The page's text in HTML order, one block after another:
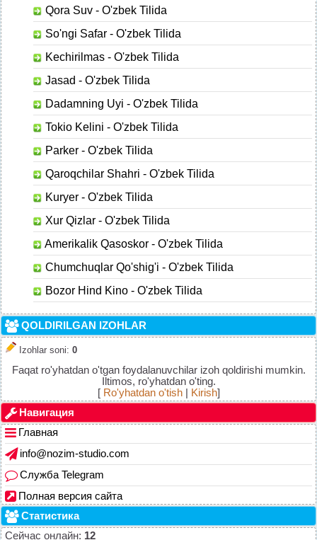
Qora Suv - O'zbek Tilida
So'ngi Safar - O'zbek Tilida
Kechirilmas - O'zbek Tilida
Jasad - O'zbek Tilida
Dadamning Uyi - O'zbek Tilida
Tokio Kelini - O'zbek Tilida
Parker - O'zbek Tilida
Qaroqchilar Shahri - O'zbek Tilida
Kuryer - O'zbek Tilida
Xur Qizlar - O'zbek Tilida
Amerikalik Qasoskor - O'zbek Tilida
Chumchuqlar Qo'shig'i - O'zbek Tilida
Bozor Hind Kino - O'zbek Tilida
QOLDIRILGAN IZOHLAR
Izohlar soni: 0
Faqat ro'yhatdan o'tgan foydalanuvchilar izoh qoldirishi mumkin.
Iltimos, ro'yhatdan o'ting.
[ Ro'yhatdan o'tish| Kirish]
Навигация
Главная
info@nozim-studio.com
Служба Telegram
Полная версия сайта
Статистика
Сейчас онлайн: 12